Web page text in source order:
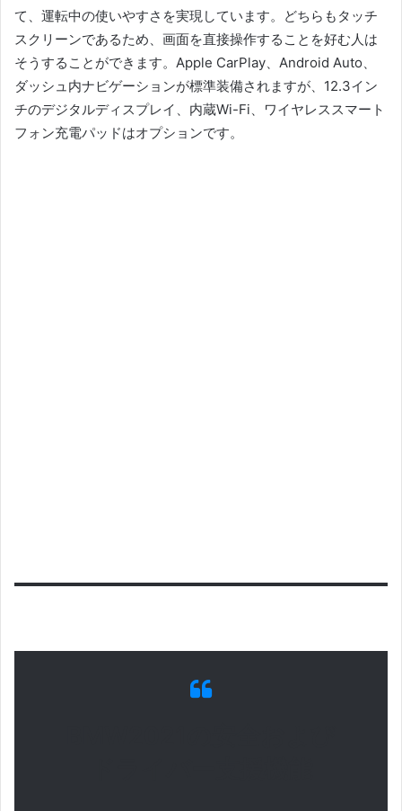
て、運転中の使いやすさを実現しています。
どちらもタッチ
スクリーンであるため、画面を直接操作することを好む人は
そうすることができます。 Apple CarPlay、Android Auto、
ダッシュ内ナビゲーションが標準装備されますが、12.3イン
チのデジタルディスプレイ、内蔵Wi-Fi、ワイヤレススマート
フォン充電パッドはオプションです。